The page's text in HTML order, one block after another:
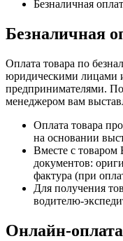
Безналичная
Безналичная
Оплата товара по
юридическими лицами
предпринимателями.
менеджером вам
Оплата товара
на основании
Вместе с
документов:
фактура (при
Для получения
водителю-
Онлайн-оплата